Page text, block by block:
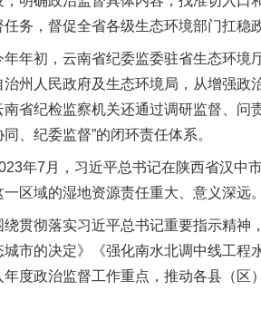
任务，督促全省各级生态环境部门扛稳
初，云南省纪委监委驻省生态环境厅
治州人民政府及生态环境局，从增强
南省纪检监察机关还通过调研监督、问
、纪委监督”的闭环责任体系。
7月，习近平总书记在陕西省汉中市
一区域的湿地资源责任重大、意义深远
彻落实习近平总书记重要指示精神，
城市的决定》《强化南水北调中线工
年度政治监督工作重点，推动各县（区